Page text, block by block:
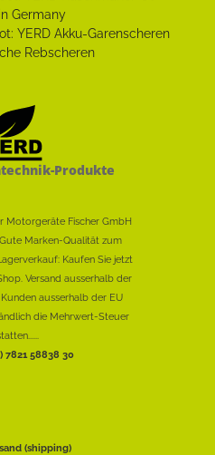
Produkte
Motorgeräte Fischer GmbH
Marken-Qualität zum
Kaufen Sie jetzt
Versand ausserhalb der
ausserhalb der EU
die Mehrwert-Steuer
7821 58838 30
(shipping)